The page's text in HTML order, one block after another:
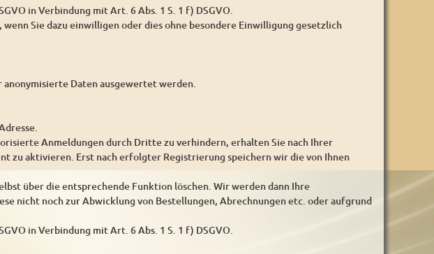
in Verbindung mit Art. 6 Abs. 1 S. 1 f) DSGVO.
Sie dazu einwilligen oder dies ohne besondere Einwilligung gesetzlich
Daten ausgewertet werden.
Anmeldungen durch Dritte zu verhindern, erhalten Sie nach Ihrer
zu aktivieren. Erst nach erfolgter Registrierung speichern wir die von Ihnen
über die entsprechende Funktion löschen. Wir werden dann Ihre
nicht noch zur Abwicklung von Bestellungen, Abrechnungen etc. oder aufgrund
in Verbindung mit Art. 6 Abs. 1 S. 1 f) DSGVO.